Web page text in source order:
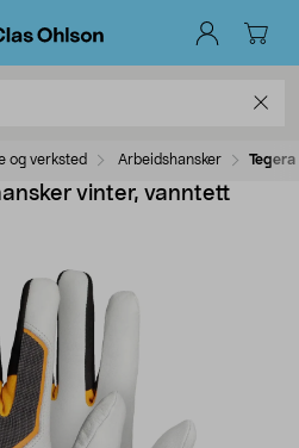
og verksted Arbeidshansker
vinter, vanntett